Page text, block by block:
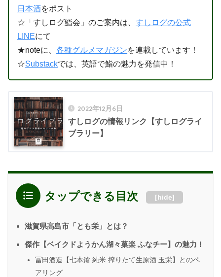
日本酒をポスト
☆「すしログ鮨会」のご案内は、すしログの公式
LINEにて
★noteに、各種グルメマガジンを連載しています！
☆Substackでは、英語で鮨の魅力を発信中！
2022年12月6日
すしログの情報リンク【すしログライ
ブラリー】
タップできる目次 [hide]
滋賀県高島市「とも栄」とは？
傑作【ベイクドようかん湖々菓楽 ふなチー】の魅力！
冨田酒造【七本鎗 純米 搾りたて生原酒 玉栄】とのペ
アリング